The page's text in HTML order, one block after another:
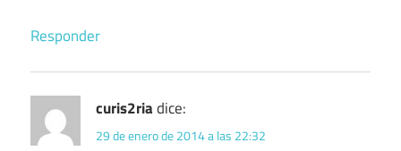
Responder
curis2riadice:
29 de enero de 2014 a las 22:32